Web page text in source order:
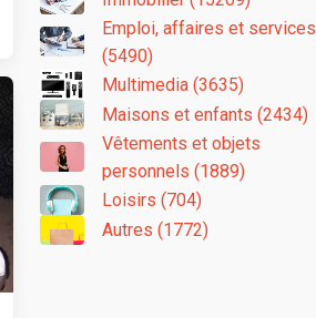
Emploi, affaires et services
(5490)
Multimedia (3635)
Maisons et enfants (2434)
Vêtements et objets
personnels (1889)
Loisirs (704)
Autres (1772)